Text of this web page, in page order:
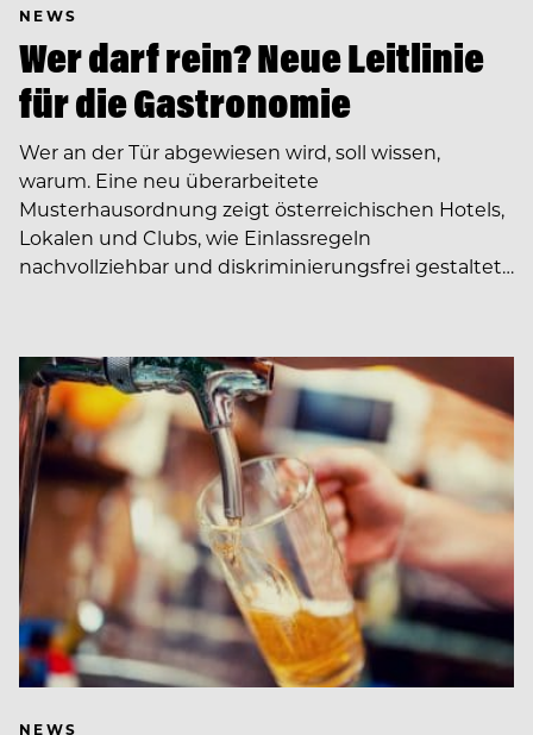
NEWS
Wer darf rein? Neue Leitlinie
für die Gastronomie
Wer an der Tür abgewiesen wird, soll wissen,
warum. Eine neu überarbeitete
Musterhausordnung zeigt österreichischen Hotels,
Lokalen und Clubs, wie Einlassregeln
nachvollziehbar und diskriminierungsfrei gestaltet…
NEWS